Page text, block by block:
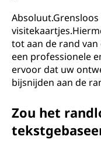
tot aan de rand
een professionele
ervoor dat uw
bijsnijden aan de
Zou het